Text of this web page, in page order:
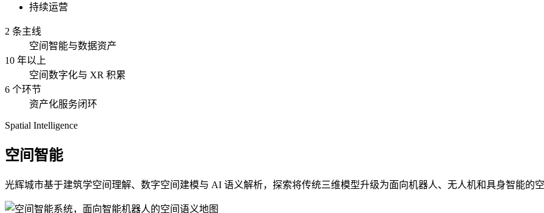
持续运营
2 条主线
空间智能与数据资产
10 年以上
空间数字化与 XR 积累
6 个环节
资产化服务闭环
Spatial Intelligence
空间智能
光辉城市基于建筑学空间理解、数字空间建模与 AI 语义解析，探索将传统三维模型升级为面向机器人、无人机和具身智能的空